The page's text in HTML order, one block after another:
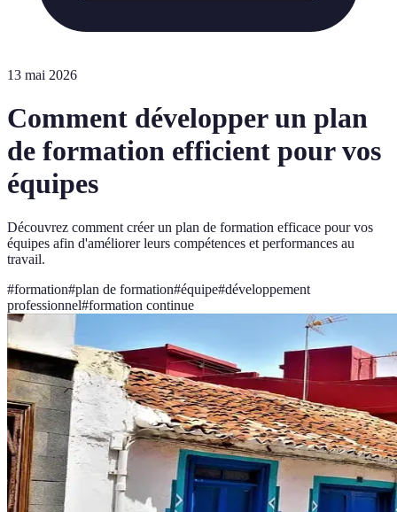
13 mai 2026
Comment développer un plan
de formation efficient pour vos
équipes
Découvrez comment créer un plan de formation efficace pour vos
équipes afin d'améliorer leurs compétences et performances au
travail.
#formation#plan de formation#équipe#développement
professionnel#formation continue